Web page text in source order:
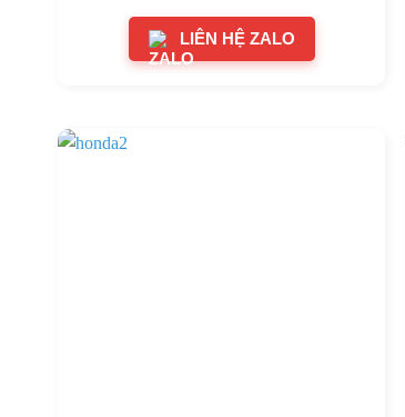
LIÊN HỆ ZALO